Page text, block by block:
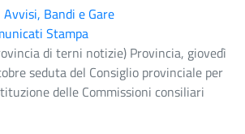
Bandi e Gare
Stampa
di terni notizie) Provincia, giovedì
seduta del Consiglio provinciale per
delle Commissioni consiliari